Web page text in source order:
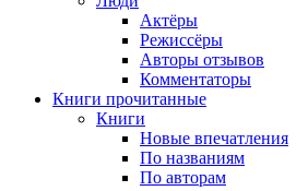
Актёры
Режиссёры
Авторы отзывов
Комментаторы
Книги прочитанные
Книги
Новые впечатления
По названиям
По авторам